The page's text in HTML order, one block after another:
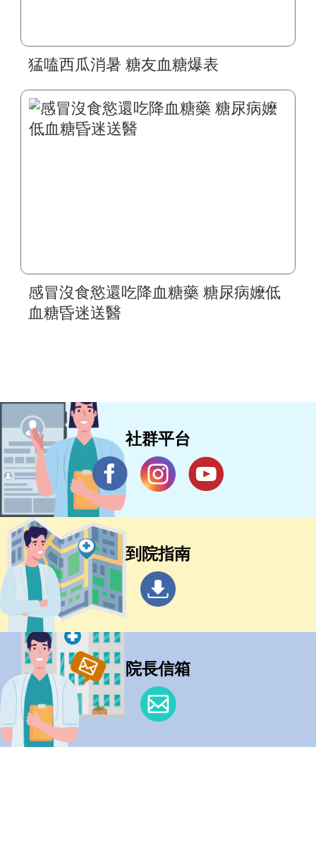
猛嗑西瓜消暑 糖友血糖爆表
感冒沒食慾還吃降血糖藥 糖尿病嬤低
血糖昏迷送醫
社群平台
到院指南
院長信箱